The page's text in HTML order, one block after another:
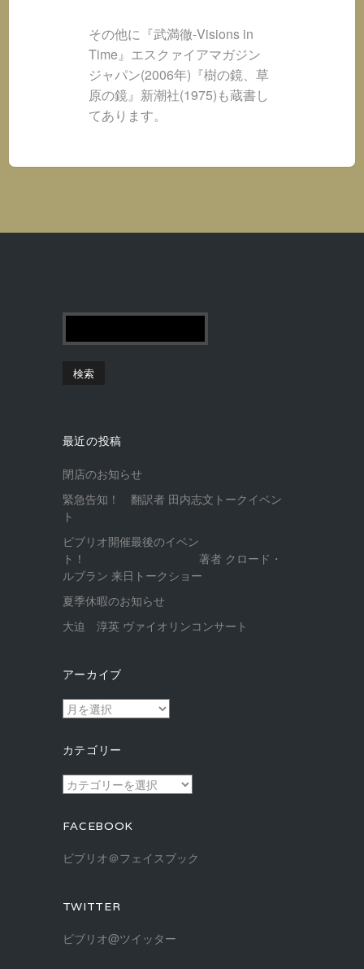
その他に『武満徹-Visions in
Time』エスクァイアマガジン
ジャパン(2006年)『樹の鏡、草
原の鏡』新潮社(1975)も蔵書し
てあります。
最近の投稿
閉店のお知らせ
緊急告知！ 翻訳者 田内志文トークイベン
ト
ビブリオ開催最後のイベン
ト！ 著者 クロード・
ルブラン 来日トークショー
夏季休暇のお知らせ
大迫 淳英 ヴァイオリンコンサート
アーカイブ
ア
ー
イ
ブ
カテゴリー
カ
テ
リ
ー
FACEBOOK
ビブリオ＠フェイスブック
TWITTER
ビブリオ@ツイッター